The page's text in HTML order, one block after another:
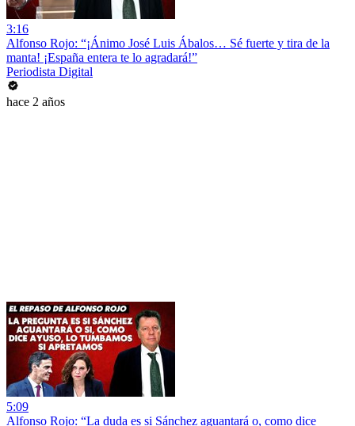
3:16
Alfonso Rojo: “¡Ánimo José Luis Ábalos… Sé fuerte y tira de la
manta! ¡España entera te lo agradará!”
Periodista Digital
hace 2 años
5:09
Alfonso Rojo: “La duda es si Sánchez aguantará o, como dice